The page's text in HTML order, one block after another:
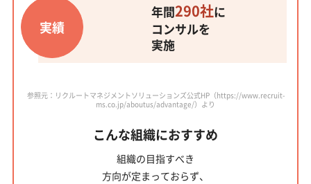
実績
年間290社に
コンサルを
実施
参照元：リクルートマネジメントソリューションズ公式HP（https://www.recruit-
ms.co.jp/aboutus/advantage/）より
こんな組織におすすめ
組織の目指すべき
方向が定まっておらず、